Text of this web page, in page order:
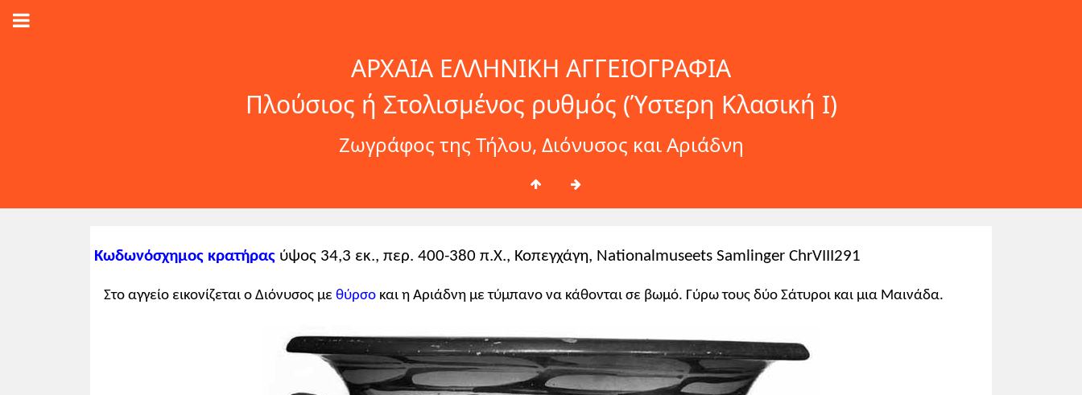
ΑΡΧΑΙΑ ΕΛΛΗΝΙΚΗ ΑΓΓΕΙΟΓΡΑΦΙΑ
Πλούσιος ή Στολισμένος ρυθμός (Ύστερη Κλασική Ι)
Ζωγράφος της Τήλου, Διόνυσος και Αριάδνη
Κωδωνόσχημος κρατήραςύψος 34,3 εκ., περ. 400-380 π.Χ., Κοπεγχάγη, Nationalmuseets Samlinger ChrVIII291
Στο αγγείο εικονίζεται ο Διόνυσος με θύρσοκαι η Αριάδνη με τύμπανο να κάθονται σε βωμό. Γύρω τους δύο Σάτυροι και μια Μαινάδα.